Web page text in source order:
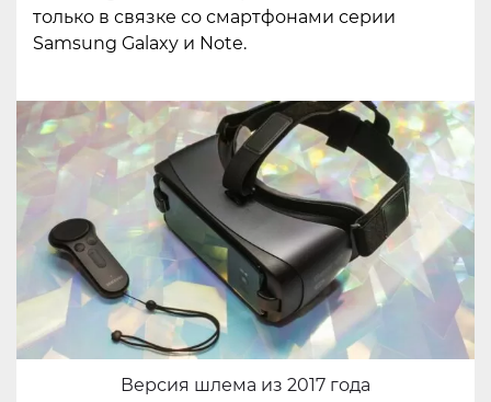
только в связке со смартфонами серии
Samsung Galaxy и Note.
Версия шлема из 2017 года